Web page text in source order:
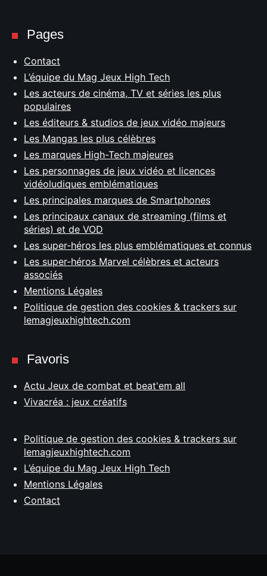
Pages
Contact
L’équipe du Mag Jeux High Tech
Les acteurs de cinéma, TV et séries les plus
populaires
Les éditeurs & studios de jeux vidéo majeurs
Les Mangas les plus célèbres
Les marques High-Tech majeures
Les personnages de jeux vidéo et licences
vidéoludiques emblématiques
Les principales marques de Smartphones
Les principaux canaux de streaming (films et
séries) et de VOD
Les super-héros les plus emblématiques et connus
Les super-héros Marvel célèbres et acteurs
associés
Mentions Légales
Politique de gestion des cookies & trackers sur
lemagjeuxhightech.com
Favoris
Actu Jeux de combat et beat'em all
Vivacréa : jeux créatifs
Politique de gestion des cookies & trackers sur
lemagjeuxhightech.com
L’équipe du Mag Jeux High Tech
Mentions Légales
Contact